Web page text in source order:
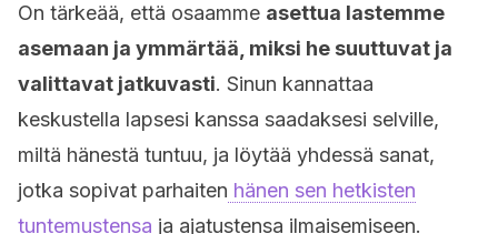
On tärkeää, että osaamme asettua lastemme
asemaan ja ymmärtää, miksi he suuttuvat ja
valittavat jatkuvasti. Sinun kannattaa
keskustella lapsesi kanssa saadaksesi selville,
miltä hänestä tuntuu, ja löytää yhdessä sanat,
jotka sopivat parhaiten hänen sen hetkisten
tuntemustensa ja ajatustensa ilmaisemiseen.